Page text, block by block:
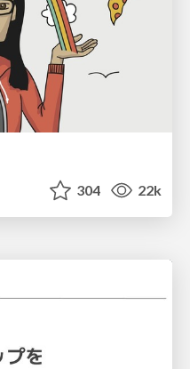
304 22k